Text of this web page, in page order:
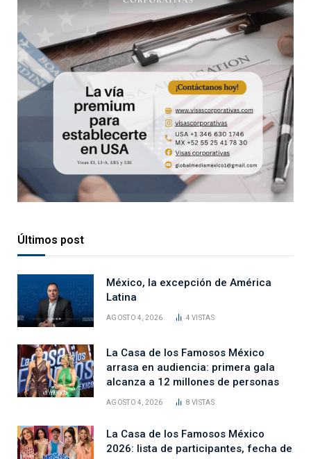
Últimos post
México, la excepción de América
Latina
AGOSTO 4, 2026 4VISTAS
La Casa de los Famosos México
arrasa en audiencia: primera gala
alcanza a 12 millones de personas
AGOSTO 4, 2026 8VISTAS
La Casa de los Famosos México
2026: lista de participantes, fecha de